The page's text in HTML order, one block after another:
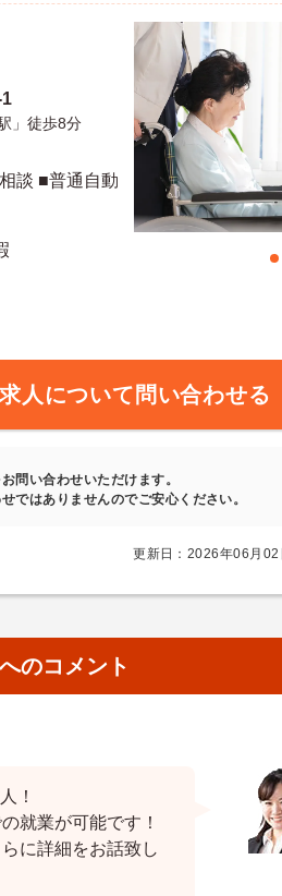
」徒歩8分
談 ■普通自動
人について問い合わせる
問い合わせいただけます。
ではありませんのでご安心ください。
更新日：2026年06月
のコメント
！
就業が可能です！
に詳細をお話致し